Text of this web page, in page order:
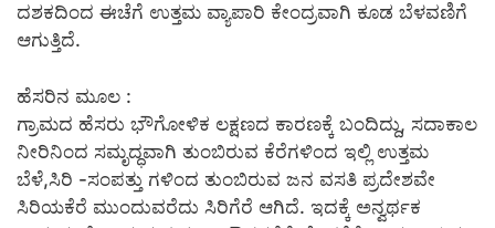
ದಶಕದಿಂದ ಈಚೆಗೆ ಉತ್ತಮ ವ್ಯಾಪಾರಿ ಕೇಂದ್ರವಾಗಿ ಕೂಡ ಬೆಳವಣಿಗೆ
ಆಗುತ್ತಿದೆ.
ಹೆಸರಿನ ಮೂಲ :
ಗ್ರಾಮದ ಹೆಸರು ಭೌಗೋಳಿಕ ಲಕ್ಷಣದ ಕಾರಣಕ್ಕೆ ಬಂದಿದ್ದು, ಸದಾಕಾಲ
ನೀರಿನಿಂದ ಸಮೃದ್ಧವಾಗಿ ತುಂಬಿರುವ ಕೆರೆಗಳಿಂದ ಇಲ್ಲಿ ಉತ್ತಮ
ಬೆಳೆ,ಸಿರಿ -ಸಂಪತ್ತು ಗಳಿಂದ ತುಂಬಿರುವ ಜನ ವಸತಿ ಪ್ರದೇಶವೇ
ಸಿರಿಯಕೆರೆ ಮುಂದುವರೆದು ಸಿರಿಗೆರೆ ಆಗಿದೆ. ಇದಕ್ಕೆ ಅನ್ವರ್ಥಕ